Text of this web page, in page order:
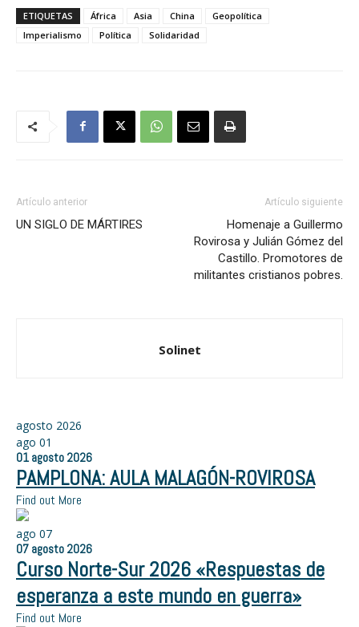
ETIQUETAS África Asia China
Geopolítica
Imperialismo
Política Solidaridad
Artículo anterior
UN SIGLO DE MÁRTIRES
Artículo siguiente
Homenaje a Guillermo
Rovirosa y Julián Gómez del
Castillo. Promotores de
militantes cristianos pobres.
Solinet
agosto 2026
ago 01
01 agosto 2026
PAMPLONA: AULA MALAGÓN-ROVIROSA
Find out More
ago 07
07 agosto 2026
Curso Norte-Sur 2026 «Respuestas de
esperanza a este mundo en guerra»
Find out More